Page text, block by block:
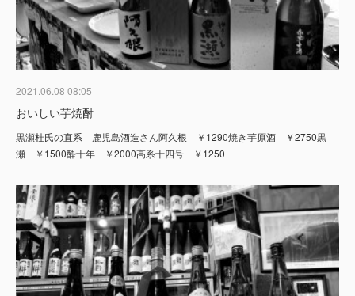
2021.06.08 08:05
おいしい芋焼酎
黒瀬杜氏の直系 鹿児島酒造さん阿久根 ￥1290焼き芋原酒 ￥2750黒
瀬 ￥1500酔十年 ￥2000高系十四号 ￥1250